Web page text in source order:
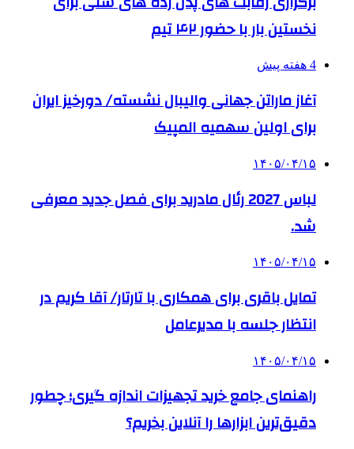
نخستین بار با حضور ۴۲ تیم
4 هفته پیش
آغاز ماراتن جهانی والیبال نشسته/ دورخیز ایران
برای اولین سهمیه المپیک
۱۴۰۵/۰۴/۱۵
لباس 2027 رئال مادرید برای فصل جدید معرفی
شد.
۱۴۰۵/۰۴/۱۵
تمایل باقری برای همکاری با تارتار/ آقا کریم در
انتظار جلسه با مدیرعامل
۱۴۰۵/۰۴/۱۵
راهنمای جامع خرید تجهیزات اندازه گیری؛ چطور
دقیق‌ترین ابزارها را آنلاین بخریم؟